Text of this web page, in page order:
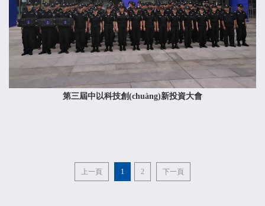
第三屆中以科技創(chuàng)新投資大會
上一頁 1 2 下一頁